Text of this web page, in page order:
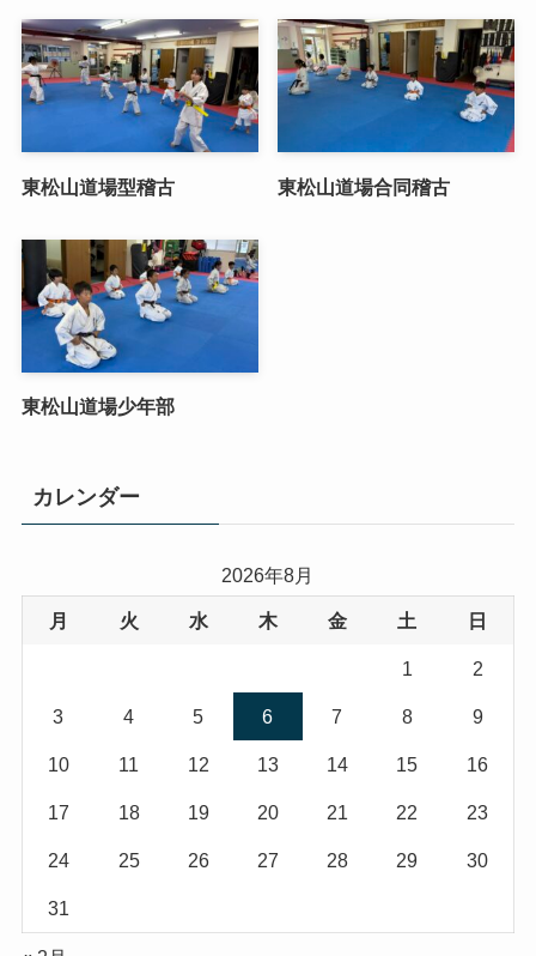
東松山道場型稽古 東松山道場合同稽古
東松山道場少年部
カレンダー
2026年8月
月 火 水 木 金 土 日
1 2
3 4 5 6 7 8 9
10 11 12 13 14 15 16
17 18 19 20 21 22 23
24 25 26 27 28 29 30
31